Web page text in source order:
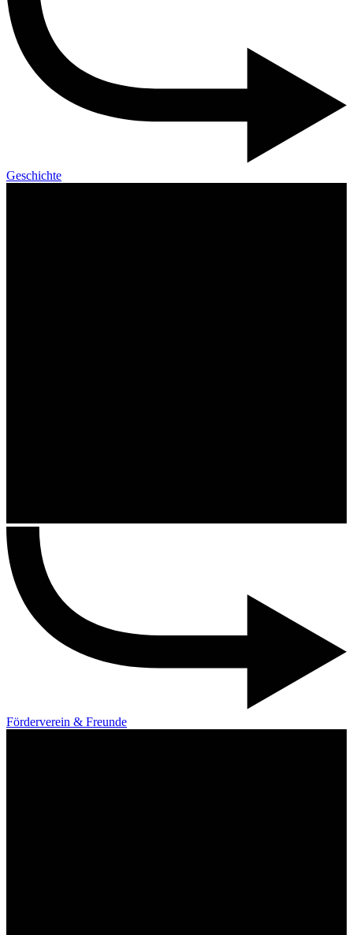
Geschichte
Förderverein & Freunde